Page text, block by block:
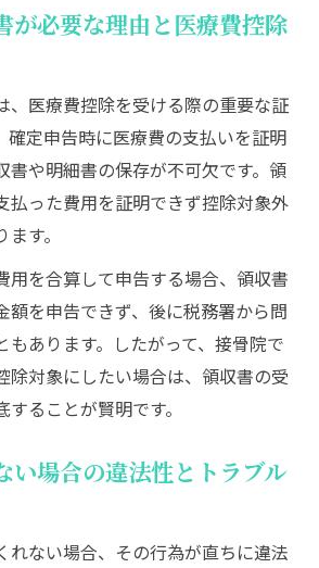
きる通院費の記録と保管法
接骨院通院費を効率よく記録す
収書整理で役立つ便利な保管テ
とめて管理するための実践的な
に役立つ接骨院領収書の保管アイ
が必要な理由と医療費控除
、医療費控除を受ける際の重要な証
確定申告時に医療費の支払いを証明
書や明細書の保存が不可欠です。領
払った費用を証明できず控除対象外
す。
用を合算して申告する場合、領収書
額を申告できず、後に税務署から問
もあります。したがって、接骨院で
除対象にしたい場合は、領収書の受
ることが賢明です。
い場合の違法性とトラブル
れない場合、その行為が直ちに違法